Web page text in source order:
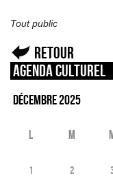
Tout public
Retour
Agenda culturel
L M M
1 2